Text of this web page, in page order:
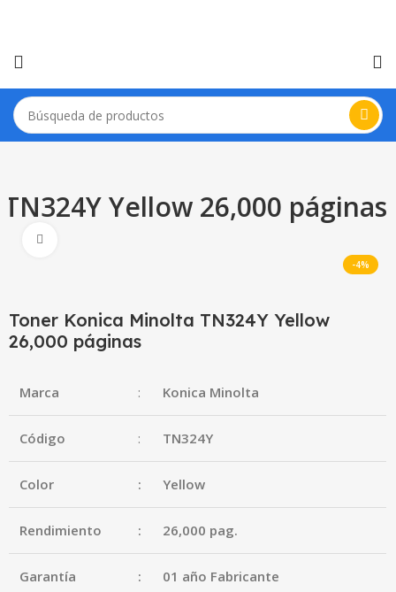
Yellow 26,000 páginas
-4%
Toner Konica Minolta TN324Y Yellow
26,000 páginas
Marca : Konica Minolta
Código : TN324Y
Color : Yellow
Rendimiento : 26,000 pag.
Garantía : 01 año Fabricante